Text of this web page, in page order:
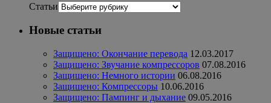
Статьи
Новые статьи
Защищено: Окончание перевода 12.03.2017
Защищено: Звучание компрессоров 07.08.2016
Защищено: Немного истории 06.08.2016
Защищено: Компрессоры 10.06.2016
Защищено: Пампинг и дыхание 09.05.2016